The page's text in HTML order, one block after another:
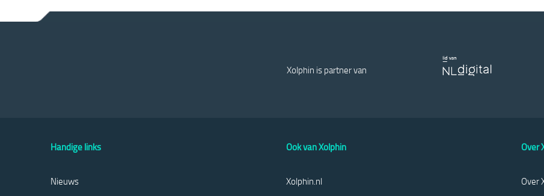
Xolphin is partner van
Handige links
Nieuws
Ook van Xolphin
Xolphin.nl
Over
Over